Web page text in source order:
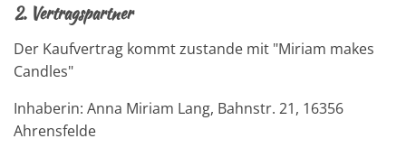
2. Vertragspartner
Der Kaufvertrag kommt zustande mit "Miriam makes
Candles"
Inhaberin: Anna Miriam Lang, Bahnstr. 21, 16356
Ahrensfelde